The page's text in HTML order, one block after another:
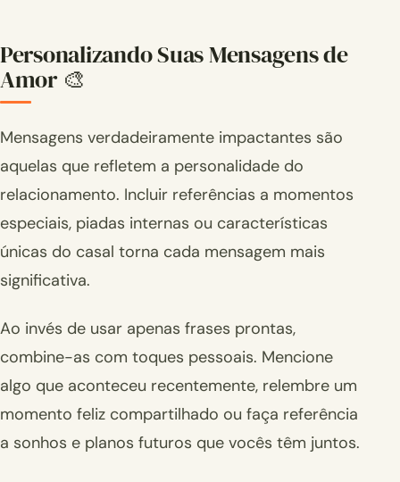
Personalizando Suas Mensagens de
Amor 🎨
Mensagens verdadeiramente impactantes são
aquelas que refletem a personalidade do
relacionamento. Incluir referências a momentos
especiais, piadas internas ou características
únicas do casal torna cada mensagem mais
significativa.
Ao invés de usar apenas frases prontas,
combine-as com toques pessoais. Mencione
algo que aconteceu recentemente, relembre um
momento feliz compartilhado ou faça referência
a sonhos e planos futuros que vocês têm juntos.